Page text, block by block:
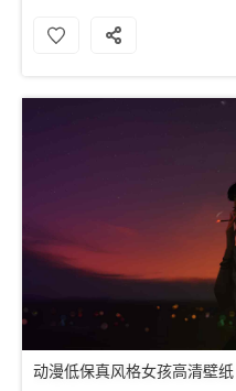
动漫低保真风格女孩高清壁纸